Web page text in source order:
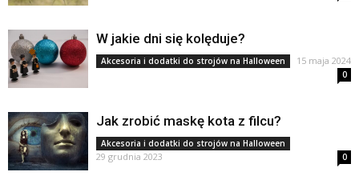
W jakie dni się kolęduje?
Akcesoria i dodatki do strojów na Halloween 15 maja 2024
0
Jak zrobić maskę kota z filcu?
Akcesoria i dodatki do strojów na Halloween
29 grudnia 2023 0